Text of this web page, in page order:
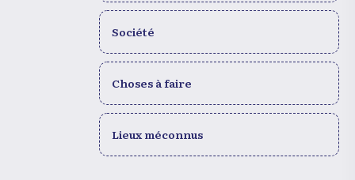
Société
Choses à faire
Lieux méconnus